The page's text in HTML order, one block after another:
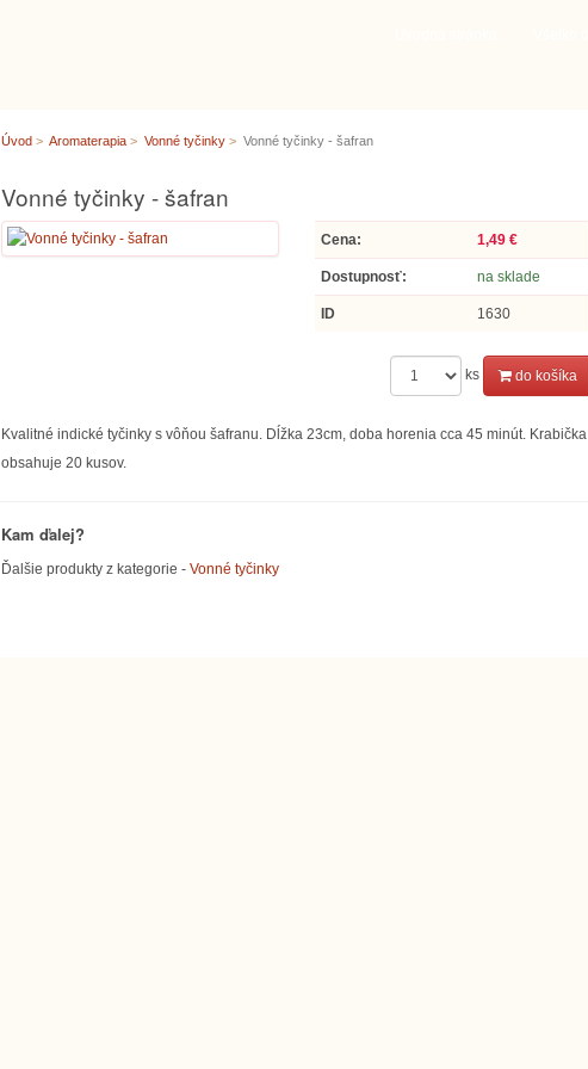
Úvod Aromaterapia Vonné tyčinky Vonné tyčinky - šafran
Vonné tyčinky - šafran
Cena: 1,49 €
Dostupnosť: na sklade
ID 1630
ks do košíka
Kvalitné indické tyčinky s vôňou šafranu. Dĺžka 23cm, doba horenia cca 45 minút. Krabička
obsahuje 20 kusov.
Kam ďalej?
Ďalšie produkty z kategorie -Vonné tyčinky